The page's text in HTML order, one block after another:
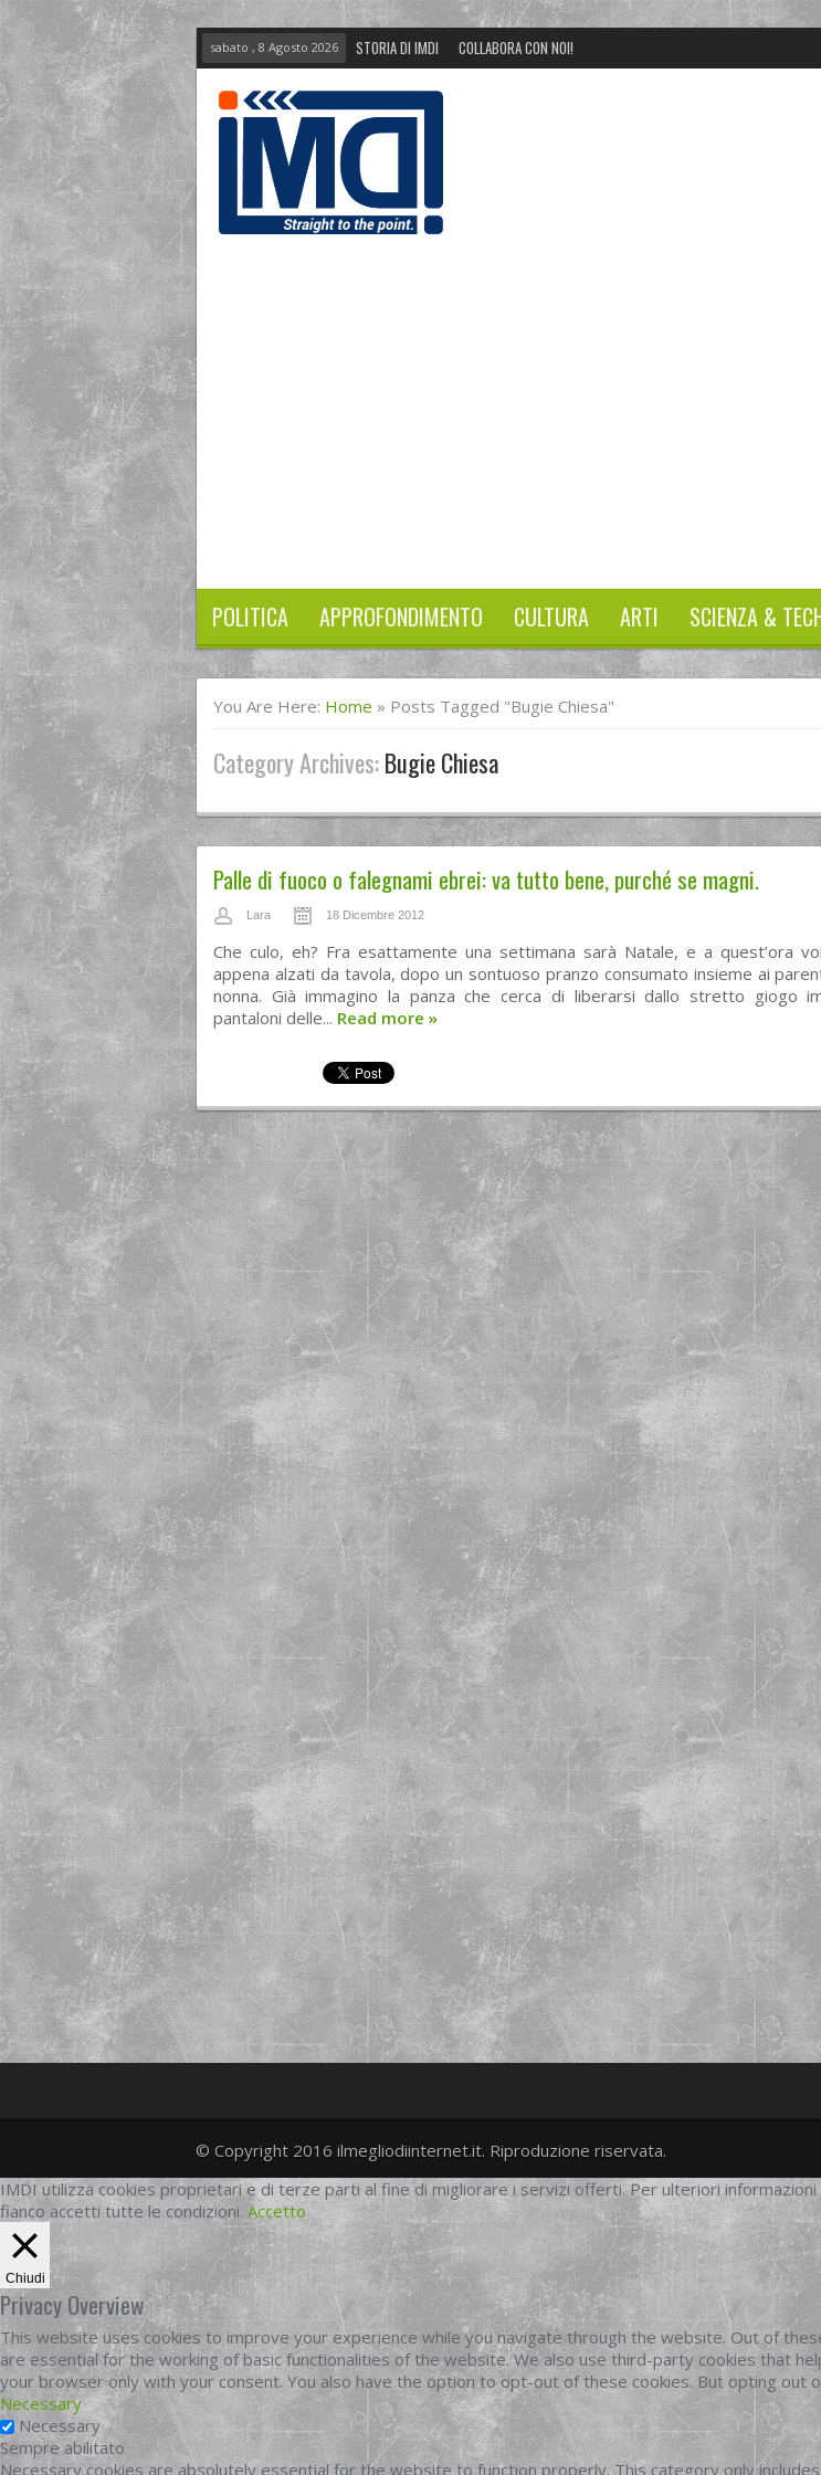
sabato , 8 Agosto 2026 STORIA DI IMDI COLLABORA CON NOI!
POLITICA APPROFONDIMENTO CULTURA ARTI SCIENZA &
You Are Here: Home » Posts Tagged "bugie Chiesa"
Category Archives:Bugie Chiesa
Palle di fuoco o falegnami ebrei: va tutto bene, purché se magni.
Lara 18 Dicembre 2012
Che culo, eh? Fra esattamente una settimana sarà Natale, e a quest’ora
appena alzati da tavola, dopo un sontuoso pranzo consumato insieme ai
nonna. Già immagino la panza che cerca di liberarsi dallo stretto giogo
pantaloni delle... Read more »
twittergoogleplus
facebook
© Copyright 2016 ilmegliodiinternet.it. Riproduzione riservata.
IMDI utilizza cookies proprietari e di terze parti al fine di migliorare i servizi offerti. Per ulteriori informazioni
fianco accetti tutte le condizioni. Accetto
Chiudi
Privacy Overview
This website uses cookies to improve your experience while you navigate through the website. Out of
are essential for the working of basic functionalities of the website. We also use third-party cookies that
your browser only with your consent. You also have the option to opt-out of these cookies. But opting out
Necessary
Necessary
Sempre abilitato
Necessary cookies are absolutely essential for the website to function properly. This category only